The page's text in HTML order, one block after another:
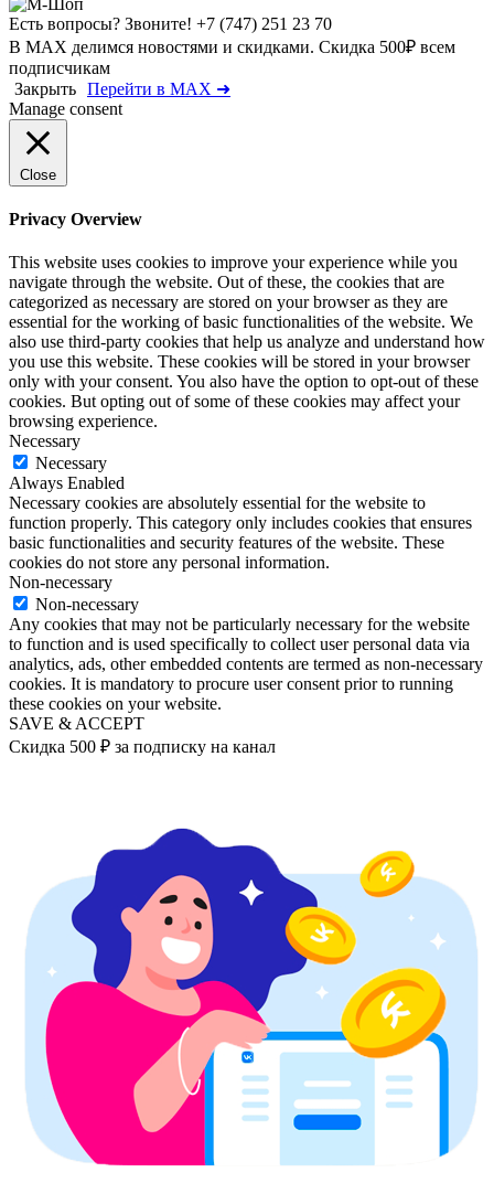
Есть вопросы? Звоните! +7 (747) 251 23 70
В MAX делимся новостями и скидками. Скидка 500₽ всем
подписчикам
Закрыть Перейти в MAX ➜
Manage consent
Close
Privacy Overview
This website uses cookies to improve your experience while you
navigate through the website. Out of these, the cookies that are
categorized as necessary are stored on your browser as they are
essential for the working of basic functionalities of the website. We
also use third-party cookies that help us analyze and understand how
you use this website. These cookies will be stored in your browser
only with your consent. You also have the option to opt-out of these
cookies. But opting out of some of these cookies may affect your
browsing experience.
Necessary
Necessary
Always Enabled
Necessary cookies are absolutely essential for the website to
function properly. This category only includes cookies that ensures
basic functionalities and security features of the website. These
cookies do not store any personal information.
Non-necessary
Non-necessary
Any cookies that may not be particularly necessary for the website
to function and is used specifically to collect user personal data via
analytics, ads, other embedded contents are termed as non-necessary
cookies. It is mandatory to procure user consent prior to running
these cookies on your website.
SAVE & ACCEPT
Скидка 500 ₽ за подписку на канал